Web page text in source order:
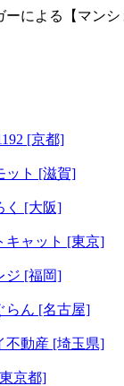
による【マンシ
[京都]
ット [滋賀]
く [大阪]
キャット [東京]
ジ [福岡]
らん [名古屋]
不動産 [埼玉県]
京都]